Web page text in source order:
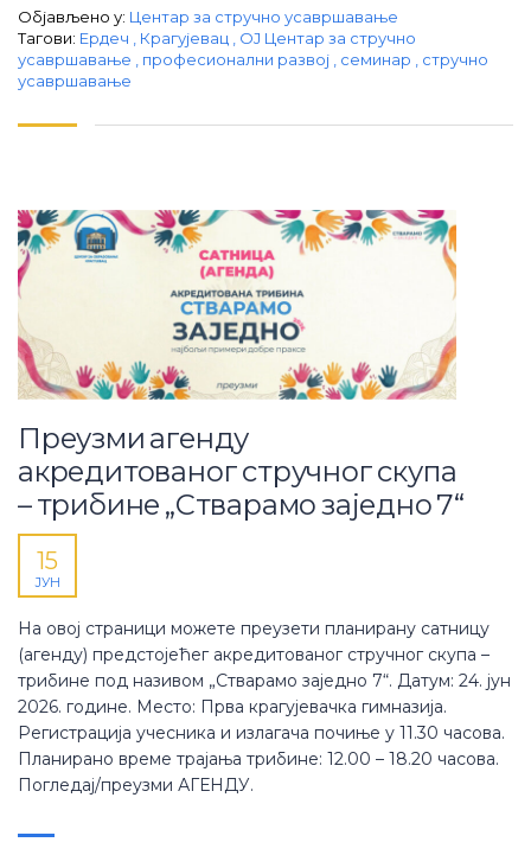
Објављено у: Центар за стручно усавршавање
Тагови: Ердеч Крагујевац
ОЈ Центар за стручно
усавршавање
професионални развој семинар
стручно
усавршавање
Преузми агенду
акредитованог стручног скупа
– трибине „Стварамо заједно 7“
15
ЈУН
На овој страници можете преузети планирану сатницу
(агенду) предстојећег акредитованог стручног скупа –
трибине под називом „Стварамо заједно 7“. Датум: 24. јун
2026. године. Место: Прва крагујевачка гимназија.
Регистрација учесника и излагача почиње у 11.30 часова.
Планирано време трајања трибине: 12.00 – 18.20 часова.
Погледај/преузми АГЕНДУ.